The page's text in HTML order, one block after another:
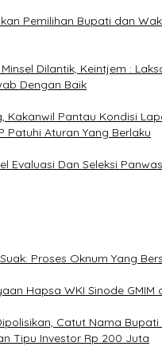
Pemilihan Bupati dan
Dilantik, Keintjem :
Dengan Baik
Kakanwil Pantau Kondisi
Patuhi Aturan Yang Berlaku
Evaluasi Dan Seleksi
Proses Oknum Yang
Hapsa WKI Sinode GMIM
Catut Nama
Tipu Investor Rp 200 Juta